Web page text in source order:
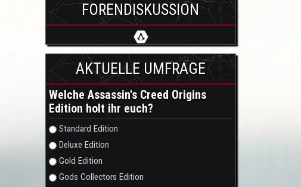
FORENDISKUSSION
AKTUELLE UMFRAGE
Welche Assassin's Creed Origins
Edition holt ihr euch?
Auswahlmöglichkeiten
Standard Edition
Deluxe Edition
Gold Edition
Gods Collectors Edition